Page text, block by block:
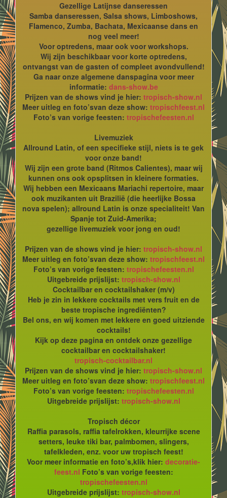
Gezellige Latijnse danseressen
Samba danseressen, Salsa shows, Limboshows,
Flamenco, Zumba, Bachata, Mexicaanse dans en
nog veel meer!
Voor optredens, maar ook voor workshops.
Wij zijn beschikbaar voor korte optredens,
ontvangst van de gasten of compleet avondvullend!
Ga naar onze algemene danspagina voor meer
informatie: dans-show.be
Prijzen van de shows vind je hier: tropisch-show.nl
Meer uitleg en foto’svan deze show: tropischfeest.nl
Foto’s van vorige feesten: tropischefeesten.nl
Livemuziek
Allround Latin, of een specifieke stijl, niets is te gek
voor onze band!
Wij zijn een grote band (Ritmos Calientes), maar wij
kunnen ons ook opsplitsen in kleinere formaties.
Wij hebben een Mexicaans Mariachi repertoire, maar
ook muzikanten uit Brazilië (die heerlijke Bossa
nova spelen); allround Latin is onze specialiteit! Van
Spanje tot Zuid-Amerika;
gezellige livemuziek voor jong en oud!
Prijzen van de shows vind je hier: tropisch-show.nl
Meer uitleg en foto’svan deze show: tropischfeest.nl
Foto’s van vorige feesten: tropischefeesten.nl
Uitgebreide prijslijst: tropisch-show.nl
Cocktailbar en cocktailshaker (m/v)
Heb je zin in lekkere cocktails met vers fruit en de
beste tropische ingrediënten?
Bel ons, en wij komen met lekkere en goed uitziende
cocktails!
Kijk op deze pagina en ontdek onze gezellige
cocktailbar en cocktailshaker!
tropisch-cocktailbar.nl
Prijzen van de shows vind je hier: tropisch-show.nl
Meer uitleg en foto’svan deze show: tropischfeest.nl
Foto’s van vorige feesten: tropischefeesten.nl
Uitgebreide prijslijst: tropisch-show.nl
Tropisch décor
Raffia parasols, raffia tafelrokken, kleurrijke scene
setters, leuke tiki bar, palmbomen, slingers,
tafelkleden, enz. voor uw tropisch feest!
Voor meer informatie en foto’s,klik hier: decoratie-
feest.nl Foto’s van vorige feesten:
tropischefeesten.nl
Uitgebreide prijslijst: tropisch-show.nl